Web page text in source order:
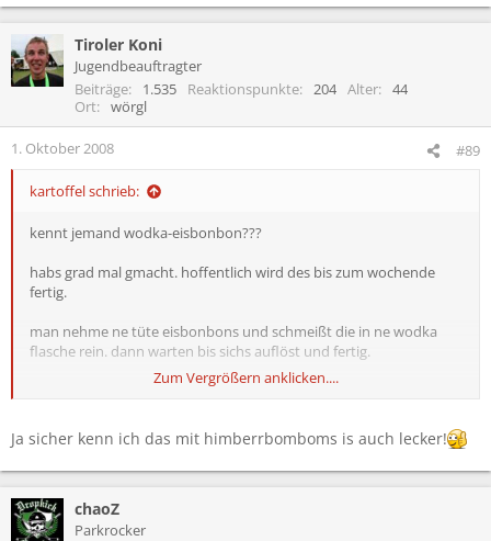
Tiroler Koni
Jugendbeauftragter
Beiträge
1.535 Reaktionspunkte 204 Alter
44
Ort
wörgl
1. Oktober 2008 #89
kartoffel schrieb:
kennt jemand wodka-eisbonbon???
habs grad mal gmacht. hoffentlich wird des bis zum wochende
fertig.
man nehme ne tüte eisbonbons und schmeißt die in ne wodka
flasche rein. dann warten bis sichs auflöst und fertig.
bin ma gspannt wies schmeckt.
Zum Vergrößern anklicken....
Ja sicher kenn ich das mit himberrbomboms is auch lecker!
chaoZ
Parkrocker